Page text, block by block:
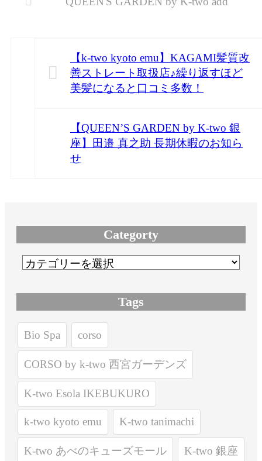
【k-two kyoto emu】KAGAMI髪質改
善ストレート取扱店♪繰り返すほど
美髪になると口コミ多数！
【QUEEN’S GARDEN by K-two 銀
座】田邉 真之助 長期休暇のお知ら
せ
Categorty
Tags
Bio Spa corso
CORSO by k-two 西宮ガーデンズ
K-two Esola IKEBUKURO
k-two kyoto emu K-two tanimachi
K-two あべのキューズモール K-two 銀座